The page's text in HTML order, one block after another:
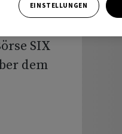
SIX
dem
EINSTELLUNGEN